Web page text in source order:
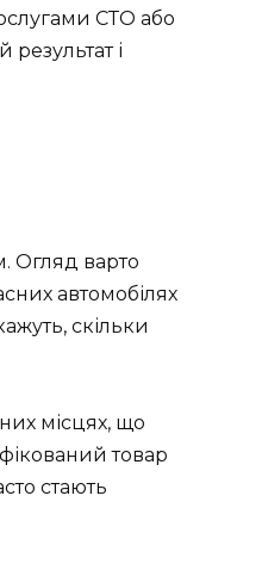
СТО або
і
Огляд варто
автомобілях
скільки
місцях, що
товар
стають